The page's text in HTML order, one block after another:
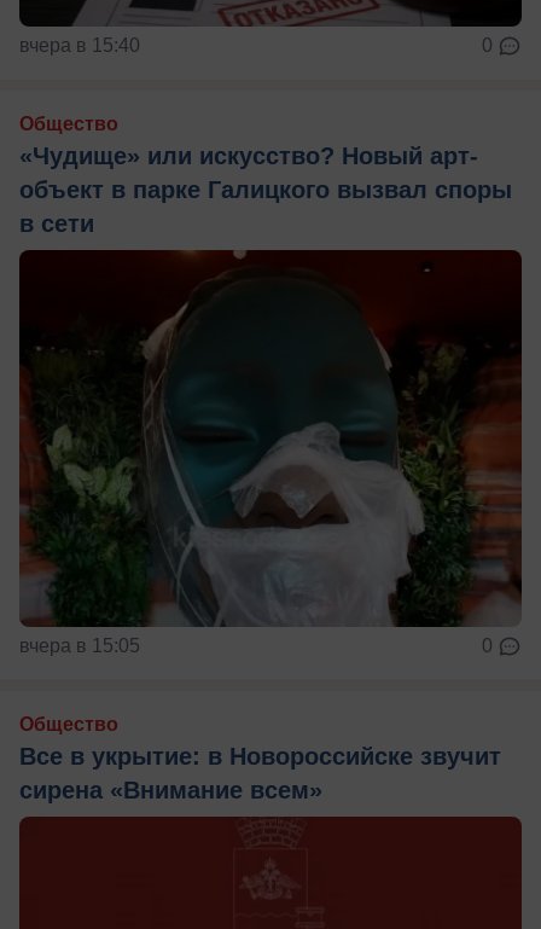
вчера в 15:40 0
Общество
«Чудище» или искусство? Новый арт-
объект в парке Галицкого вызвал споры
в сети
вчера в 15:05 0
Общество
Все в укрытие: в Новороссийске звучит
сирена «Внимание всем»